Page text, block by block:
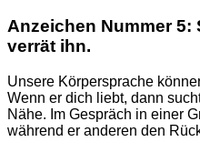
Anzeichen Nummer 5:
verrät ihn.
Unsere Körpersprache
Wenn er dich liebt, dann
Nähe. Im Gespräch in einer
während er anderen den